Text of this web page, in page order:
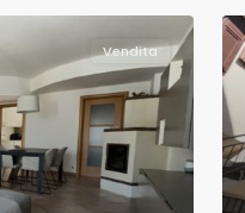
Vendita